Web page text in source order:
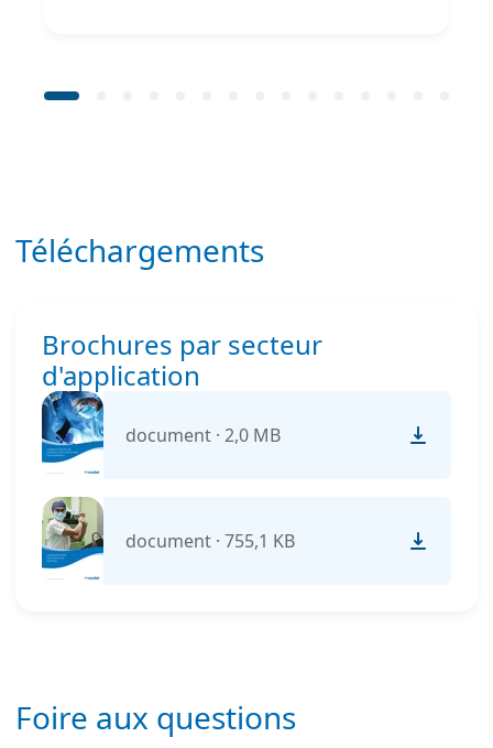
Téléchargements
Brochures par secteur
d'application
document · 2,0 MB
document · 755,1 KB
Foire aux questions